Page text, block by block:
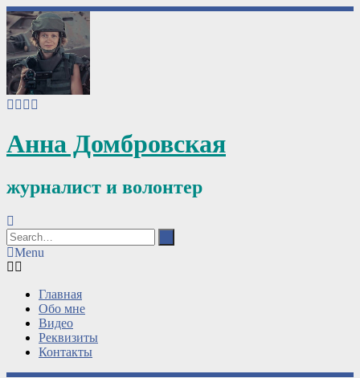
Анна Домбровская
журналист и волонтер
Menu
Главная
Обо мне
Видео
Реквизиты
Контакты